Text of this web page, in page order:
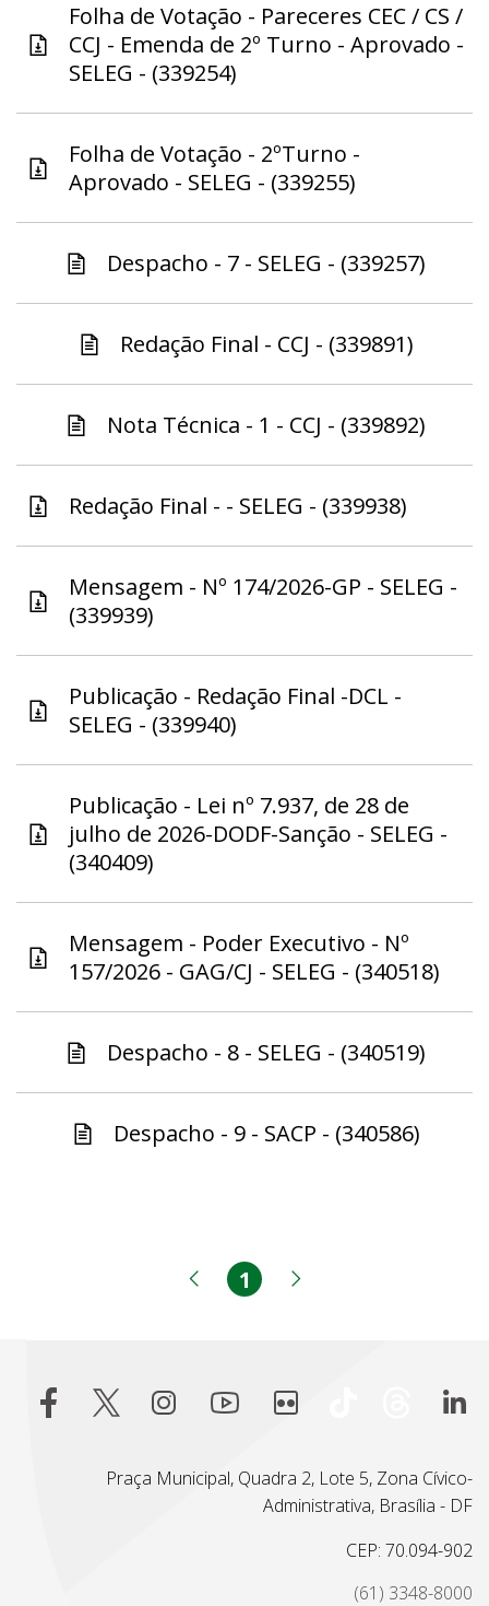
Folha de Votação - Pareceres CEC / CS /
CCJ - Emenda de 2º Turno - Aprovado -
SELEG - (339254)
Folha de Votação - 2ºTurno -
Aprovado - SELEG - (339255)
Despacho - 7 - SELEG - (339257)
Redação Final - CCJ - (339891)
Nota Técnica - 1 - CCJ - (339892)
Redação Final - - SELEG - (339938)
Mensagem - Nº 174/2026-GP - SELEG -
(339939)
Publicação - Redação Final -DCL -
SELEG - (339940)
Publicação - Lei nº 7.937, de 28 de
julho de 2026-DODF-Sanção - SELEG -
(340409)
Mensagem - Poder Executivo - Nº
157/2026 - GAG/CJ - SELEG - (340518)
Despacho - 8 - SELEG - (340519)
Despacho - 9 - SACP - (340586)
Página anterior
Página
1
Praça Municipal, Quadra 2, Lote 5, Zona Cívico-
Administrativa, Brasília - DF
CEP: 70.094-902
(61) 3348-8000